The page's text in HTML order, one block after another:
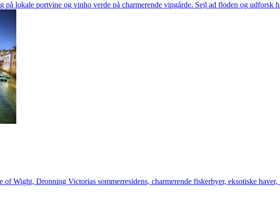
lokale portvine og vinho verde på charmerende vingårde. Sejl ad floden og udforsk
of Wight, Dronning Victorias sommerresidens, charmerende fiskerbyer, eksotiske haver,